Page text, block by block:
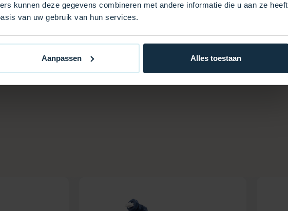
kunnen deze gegevens combineren met andere informatie die u aan ze heeft
van uw gebruik van hun services.
Aanpassen Alles toestaan